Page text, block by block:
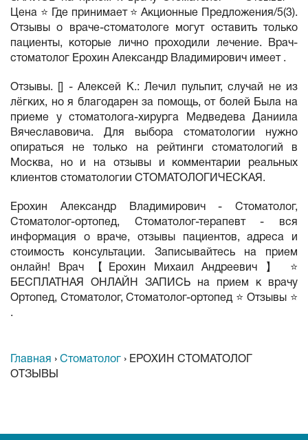
Цена ⭐ Где принимает ⭐ Акционные Предложения/5(3).
Отзывы о враче-стоматологе могут оставить только
пациенты, которые лично проходили лечение. Врач-
стоматолог Ерохин Александр Владимирович имеет .
Отзывы. [] - Алексей К.: Лечил пульпит, случай не из
лёгких, но я благодарен за помощь, от болей Была на
приеме у стоматолога-хирурга Медведева Даниила
Вячеславовича. Для выбора стоматологии нужно
опираться не только на рейтинги стоматологий в
Москва, но и на отзывы и комментарии реальных
клиентов стоматологии СТОМАТОЛОГИЧЕСКАЯ.
Ерохин Александр Владимирович - Стоматолог,
Стоматолог-ортопед, Стоматолог-терапевт - вся
информация о враче, отзывы пациентов, адреса и
стоимость консультации. Записывайтесь на прием
онлайн! Врач 【Ерохин Михаил Андреевич 】 ⭐
БЕСПЛАТНАЯ ОНЛАЙН ЗАПИСЬ на прием к врачу
Ортопед, Стоматолог, Стоматолог-ортопед ⭐ Отзывы ⭐
.
Главная › Стоматолог › ЕРОХИН СТОМАТОЛОГ
ОТЗЫВЫ